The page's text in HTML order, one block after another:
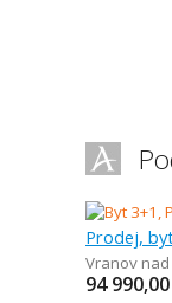
Prodej,
Vranov
94 990,00